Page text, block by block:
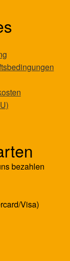
bezahlen
Visa)